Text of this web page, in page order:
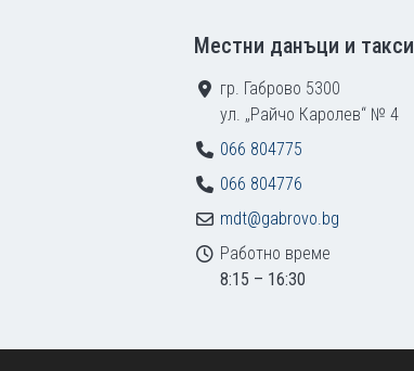
Местни данъци и такси
гр. Габрово 5300
ул. „Райчо Каролев“ № 4
066 804775
066 804776
mdt@gabrovo.bg
Работно време
8:15 – 16:30